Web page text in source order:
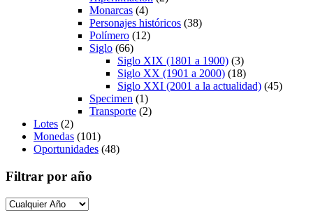
Monarcas (4)
Personajes históricos (38)
Polímero (12)
Siglo (66)
Siglo XIX (1801 a 1900) (3)
Siglo XX (1901 a 2000) (18)
Siglo XXI (2001 a la actualidad) (45)
Specimen (1)
Transporte (2)
Lotes (2)
Monedas (101)
Oportunidades (48)
Filtrar por año